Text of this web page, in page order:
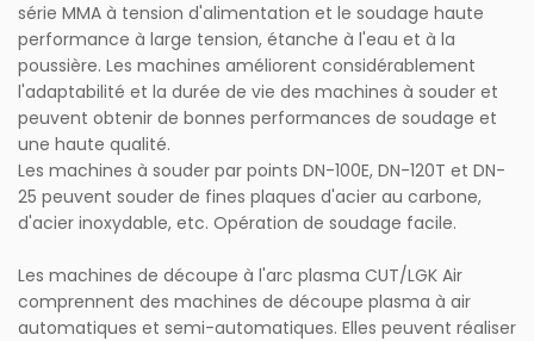
série MMA à tension d'alimentation et le soudage haute
performance à large tension, étanche à l'eau et à la
poussière. Les machines améliorent considérablement
l'adaptabilité et la durée de vie des machines à souder et
peuvent obtenir de bonnes performances de soudage et
une haute qualité.
Les machines à souder par points DN-100E, DN-120T et DN-
25 peuvent souder de fines plaques d'acier au carbone,
d'acier inoxydable, etc. Opération de soudage facile.
Les machines de découpe à l'arc plasma CUT/LGK Air
comprennent des machines de découpe plasma à air
automatiques et semi-automatiques. Elles peuvent réaliser